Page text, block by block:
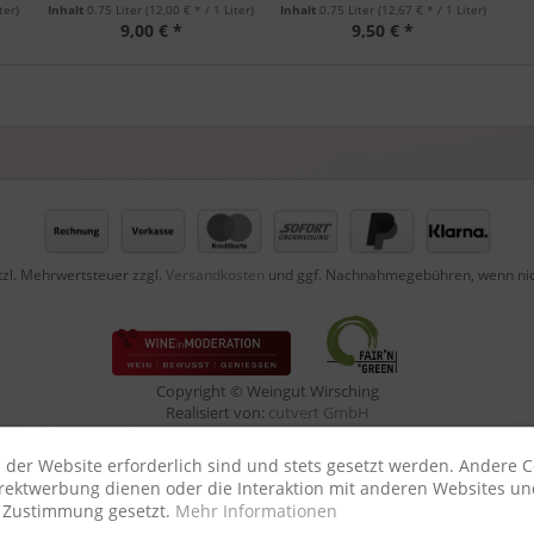
Inhalt 0.75 Liter(12,00 € * / 1 Liter)
9,00 € *
Inhalt 0.75 Liter (12,67 € * / 1 Liter)
9,50 € *
Mehrwertsteuer zzgl. Versandkosten und ggf. Nachnahmegebühren, wenn
Copyright © Weingut Wirsching
Realisiert von: cutvert GmbH
Website erforderlich sind und stets gesetzt werden. Andere
dienen oder die Interaktion mit anderen Websites
gesetzt. Mehr Informationen